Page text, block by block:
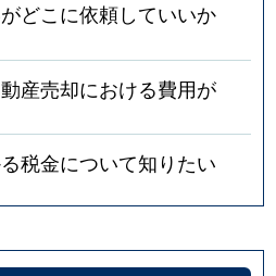
どこに依頼していいか
産売却における費用が
税金について知りたい